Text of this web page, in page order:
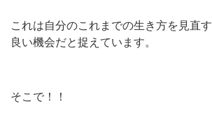
これは自分のこれまでの生き方を見直す
良い機会だと捉えています。
そこで！！